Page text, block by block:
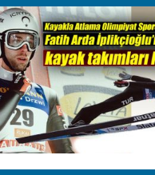
Kenan GÜLERCİ
Metin Külünk: Aileyi Korumak
Geleceği Korumaktır